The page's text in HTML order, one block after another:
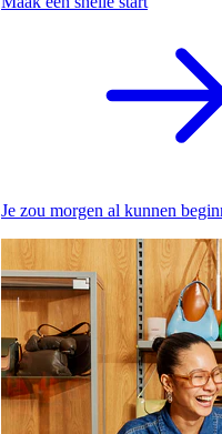
Je zou morgen al kunnen